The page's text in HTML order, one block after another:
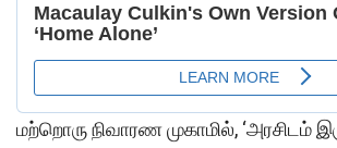
மற்றொரு நிவாரண முகாமில், ‘அரசிடம்